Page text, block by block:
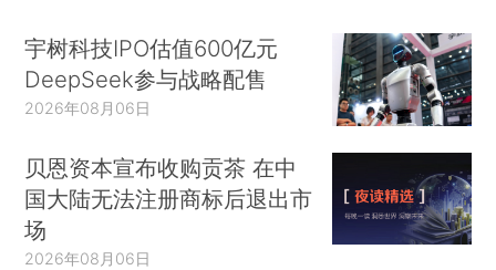
宇树科技IPO估值600亿元
DeepSeek参与战略配售
2026年08月06日
贝恩资本宣布收购贡茶 在中
国大陆无法注册商标后退出市
场
2026年08月06日